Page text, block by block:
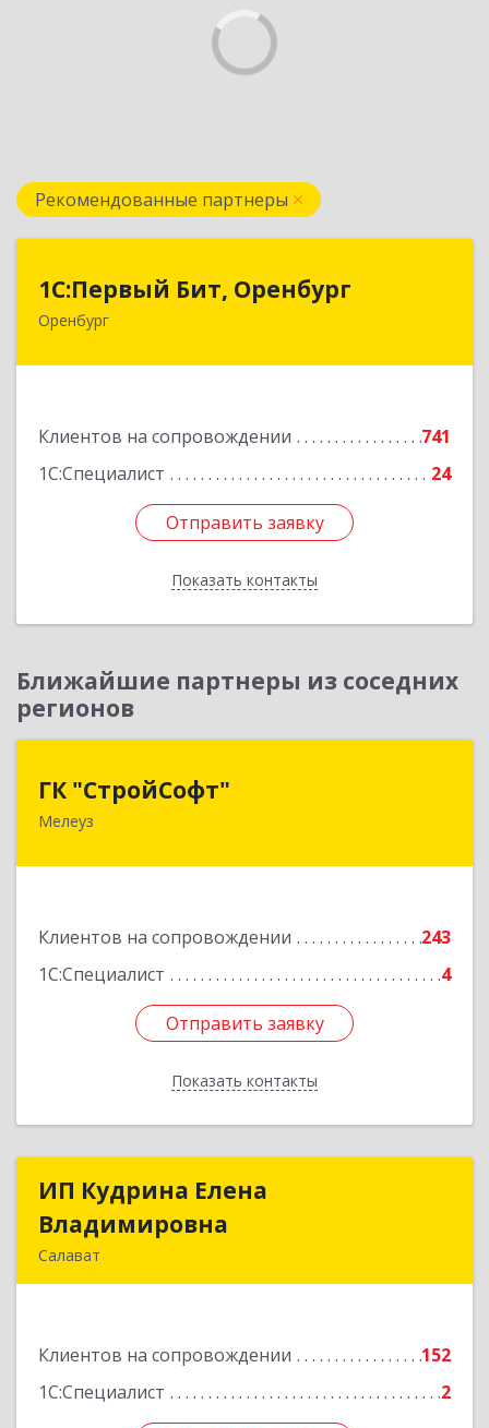
Рекомендованные партнеры
1С:Первый Бит, Оренбург
Оренбург
Клиентов на сопровождении
741
1С:Специалист
24
Отправить заявку
Показать контакты
1С:Первый Бит, Оренбург
460044, Оренбургская обл, Оренбург, Березка
Отправить заявку
Назад
Ближайшие партнеры из соседних
регионов
ГК "СтройСофт"
Мелеуз
Клиентов на сопровождении
243
1С:Специалист
4
Отправить заявку
Показать контакты
453852, Башкортостан Респ, Мелеуз г, Ленина
Отправить заявку
Назад
ИП Кудрина Елена
Владимировна
Салават
Клиентов на сопровождении
152
1С:Специалист
2
ИП Кудрина Елена
Подробнее